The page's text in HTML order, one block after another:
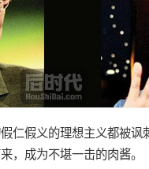
仁假义的理想主义都被
，成为不堪一击的肉酱。